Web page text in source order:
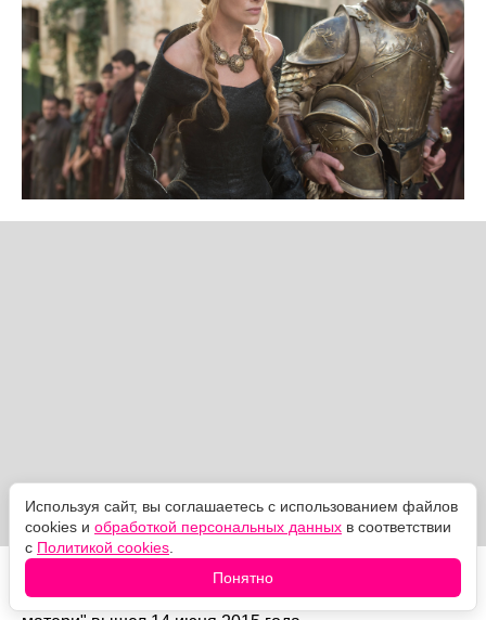
Она возвращается в храм, отдаёт украденное лицо —
и слепнет прямо на ступенях. Эпизод "Милосердие
Используя сайт, вы соглашаетесь с использованием файлов
cookies и обработкой персональных данных в соответствии
с Политикой cookies
Понятно